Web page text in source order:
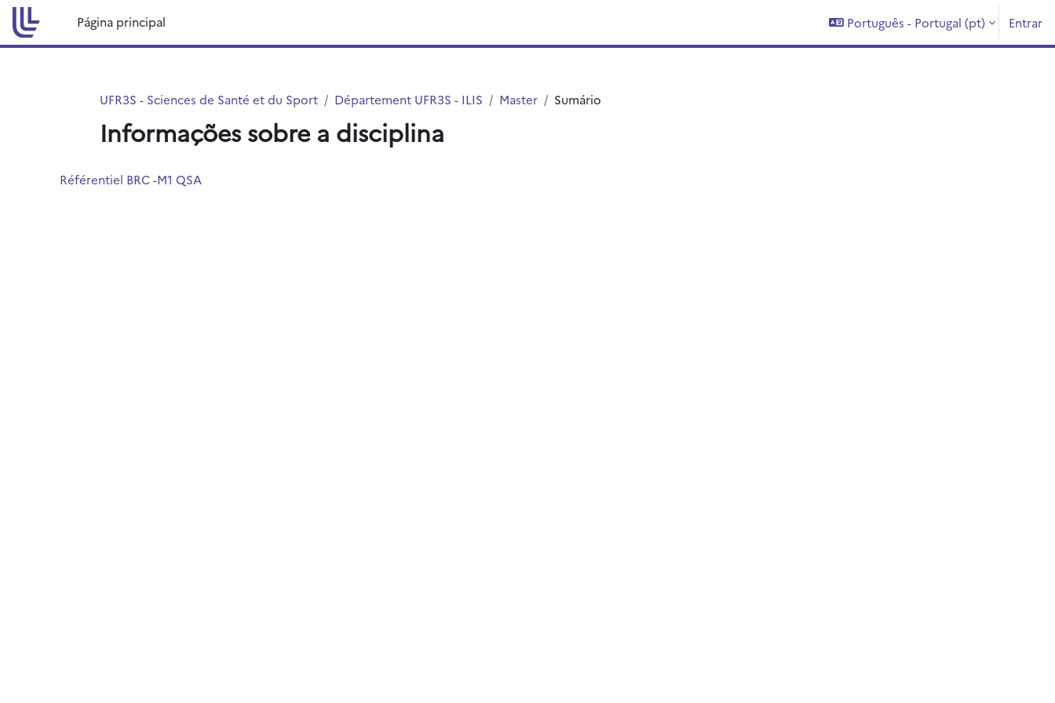
Ir para o conteúdo principal
Página principal
Português - Portugal ‎(pt)‎ Entrar
UFR3S - Sciences de Santé et du Sport Département UFR3S - ILIS Master Sumário
Informações sobre a disciplina
Référentiel BRC -M1 QSA